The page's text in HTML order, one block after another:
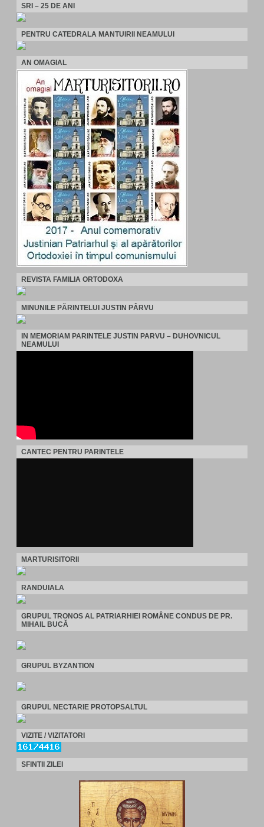
SRI – 25 DE ANI
PENTRU CATEDRALA MANTUIRII NEAMULUI
AN OMAGIAL
REVISTA FAMILIA ORTODOXA
MINUNILE PĂRINTELUI JUSTIN PÂRVU
IN MEMORIAM PARINTELE JUSTIN PARVU – DUHOVNICUL
NEAMULUI
CANTEC PENTRU PARINTELE
MARTURISITORII
RANDUIALA
GRUPUL TRONOS AL PATRIARHIEI ROMÂNE CONDUS DE PR.
MIHAIL BUCĂ
GRUPUL BYZANTION
GRUPUL NECTARIE PROTOPSALTUL
VIZITE / VIZITATORI
SFINTII ZILEI